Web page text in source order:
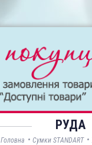
РУДА
Головна • Сумки STANDART •